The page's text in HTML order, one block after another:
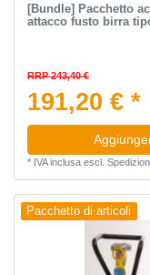
[Bundle] Pacchetto
attacco fusto birra
RRP 243,40 €
191,20 € *
* IVA inclusaescl.
Pacchetto di articoli